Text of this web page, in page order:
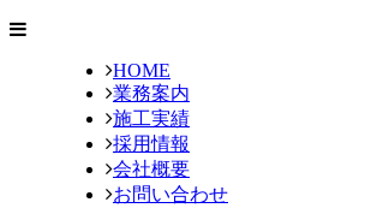
HOME
業務案内
施工実績
採用情報
会社概要
お問い合わせ